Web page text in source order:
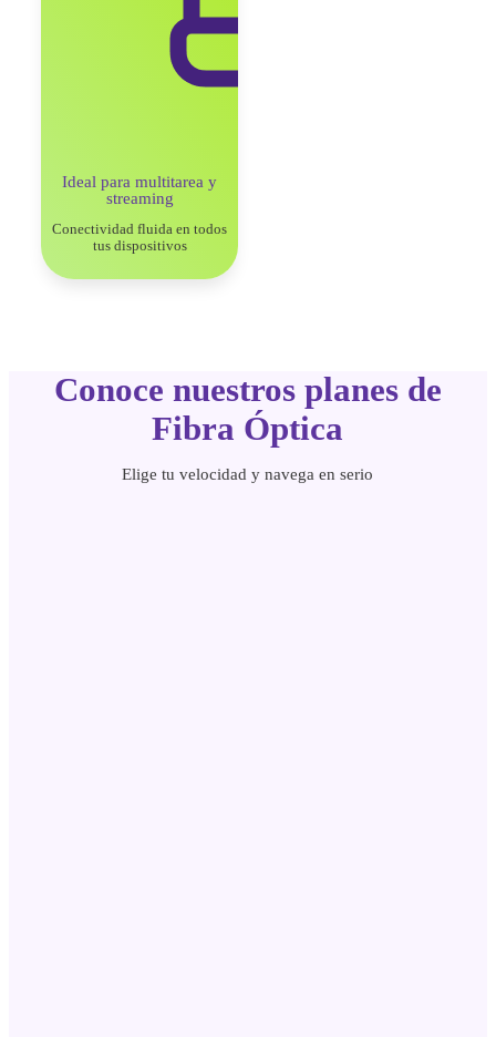
Ideal para multitareay
streaming
Conectividad fluida en todos
tus dispositivos
Conoce nuestros planes de
Fibra Óptica
Elige tu velocidad y navega en serio